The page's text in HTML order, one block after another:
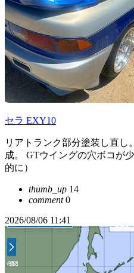
セラ EXY10
リアトランク部分塗装し直し
成。 GTウイングの穴ボコが
的に）
thumb_up 14
comment0
2026/08/06 11:41